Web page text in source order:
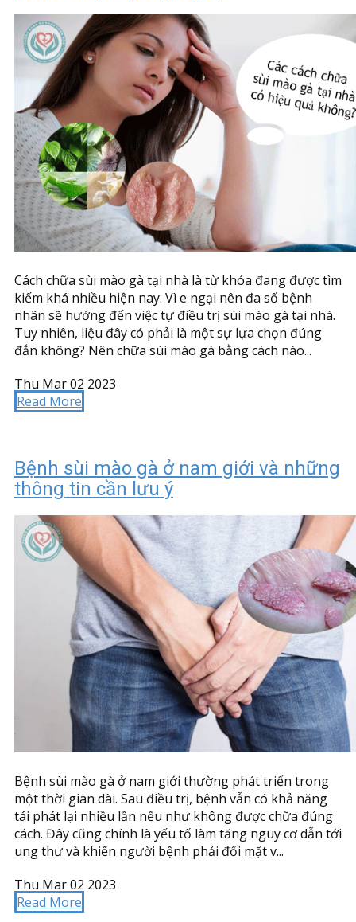
Cách chữa sùi mào gà tại nhà là từ khóa đang được tìm
kiếm khá nhiều hiện nay. Vì e ngại nên đa số bệnh
nhân sẽ hướng đến việc tự điều trị sùi mào gà tại nhà.
Tuy nhiên, liệu đây có phải là một sự lựa chọn đúng
đắn không? Nên chữa sùi mào gà bằng cách nào...
Thu Mar 02 2023
Read More
Bệnh sùi mào gà ở nam giới và những
thông tin cần lưu ý
Bệnh sùi mào gà ở nam giới thường phát triển trong
một thời gian dài. Sau điều trị, bệnh vẫn có khả năng
tái phát lại nhiều lần nếu như không được chữa đúng
cách. Đây cũng chính là yếu tố làm tăng nguy cơ dẫn tới
ung thư và khiến người bệnh phải đối mặt v...
Thu Mar 02 2023
Read More